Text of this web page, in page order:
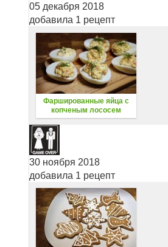
05 декабря 2018
добавила 1 рецепт
Фаршированные яйца с
копченым лососем
30 ноября 2018
добавила 1 рецепт